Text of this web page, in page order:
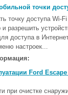
точки
точку доступа Wi-
и разрешить
доступа в
настроек...
Ford Escape
при очистке